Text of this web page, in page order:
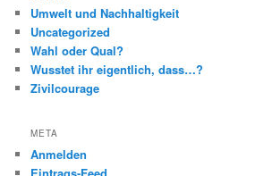
Umwelt und Nachhaltigkeit
Uncategorized
Wahl oder Qual?
Wusstet ihr eigentlich, dass…?
Zivilcourage
META
Anmelden
Eintrags-Feed